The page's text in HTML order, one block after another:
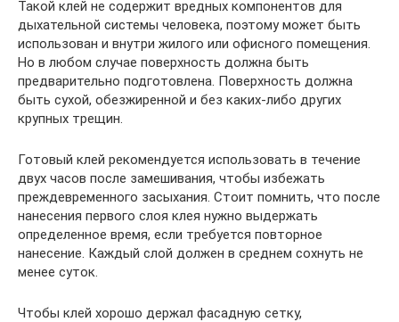
Такой клей не содержит вредных компонентов для
дыхательной системы человека, поэтому может быть
использован и внутри жилого или офисного помещения.
Но в любом случае поверхность должна быть
предварительно подготовлена. Поверхность должна
быть сухой, обезжиренной и без каких-либо других
крупных трещин.
Готовый клей рекомендуется использовать в течение
двух часов после замешивания, чтобы избежать
преждевременного засыхания. Стоит помнить, что после
нанесения первого слоя клея нужно выдержать
определенное время, если требуется повторное
нанесение. Каждый слой должен в среднем сохнуть не
менее суток.
Чтобы клей хорошо держал фасадную сетку,